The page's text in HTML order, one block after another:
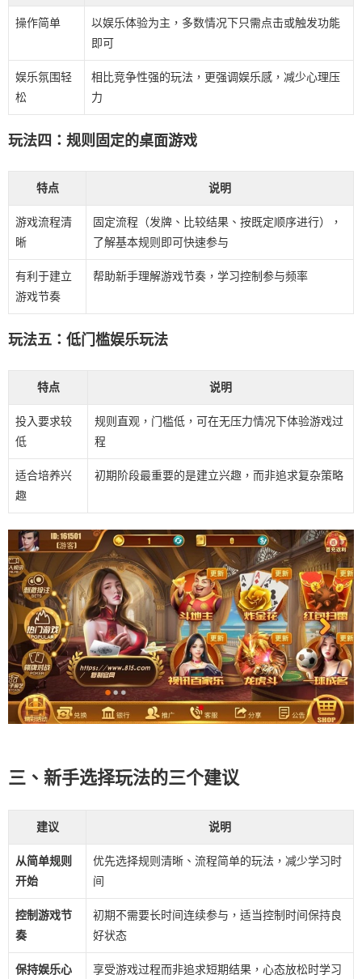
操作简单
以娱乐体验为主，多数情况下只需点击或触发功能
即可
娱乐氛围轻
松
相比竞争性强的玩法，更强调娱乐感，减少心理压
力
玩法四：规则固定的桌面游戏
特点 说明
游戏流程清
晰
固定流程（发牌、比较结果、按既定顺序进行），
了解基本规则即可快速参与
有利于建立
游戏节奏
帮助新手理解游戏节奏，学习控制参与频率
玩法五：低门槛娱乐玩法
特点 说明
投入要求较
低
规则直观，门槛低，可在无压力情况下体验游戏过
程
适合培养兴
趣
初期阶段最重要的是建立兴趣，而非追求复杂策略
三、新手选择玩法的三个建议
建议 说明
从简单规则
开始
优先选择规则清晰、流程简单的玩法，减少学习时
间
控制游戏节
奏
初期不需要长时间连续参与，适当控制时间保持良
好状态
保持娱乐心
享受游戏过程而非追求短期结果，心态放松时学习